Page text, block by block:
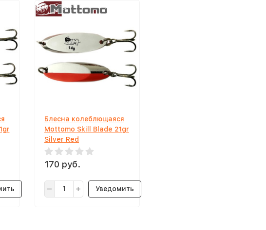
Блесна колеблющаяся
Mottomo Skill Blade 21gr
Silver Red
170 руб.
Уведомить